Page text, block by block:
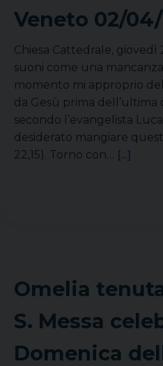
Veneto 02/
Chiesa Cattedrale,
suoni come una
momento mi approprio
da Gesù prima dell’ultima
secondo l’evangelista
desiderato mangiare
22,15). Torno con… [...]
Omelia
S. Messa
Domenica